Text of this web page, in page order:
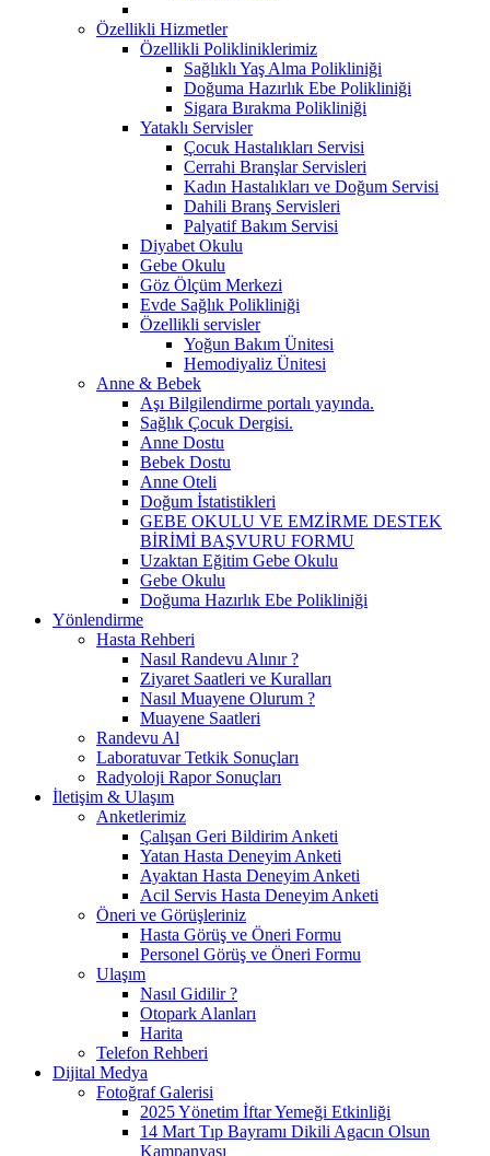
Özellikli Hizmetler
Özellikli Polikliniklerimiz
Sağlıklı Yaş Alma Polikliniği
Doğuma Hazırlık Ebe Polikliniği
Sigara Bırakma Polikliniği
Yataklı Servisler
Çocuk Hastalıkları Servisi
Cerrahi Branşlar Servisleri
Kadın Hastalıkları ve Doğum Servisi
Dahili Branş Servisleri
Palyatif Bakım Servisi
Diyabet Okulu
Gebe Okulu
Göz Ölçüm Merkezi
Evde Sağlık Polikliniği
Özellikli servisler
Yoğun Bakım Ünitesi
Hemodiyaliz Ünitesi
Anne & Bebek
Aşı Bilgilendirme portalı yayında.
Sağlık Çocuk Dergisi.
Anne Dostu
Bebek Dostu
Anne Oteli
Doğum İstatistikleri
GEBE OKULU VE EMZİRME DESTEK
BİRİMİ BAŞVURU FORMU
Uzaktan Eğitim Gebe Okulu
Gebe Okulu
Doğuma Hazırlık Ebe Polikliniği
Yönlendirme
Hasta Rehberi
Nasıl Randevu Alınır ?
Ziyaret Saatleri ve Kuralları
Nasıl Muayene Olurum ?
Muayene Saatleri
Randevu Al
Laboratuvar Tetkik Sonuçları
Radyoloji Rapor Sonuçları
İletişim & Ulaşım
Anketlerimiz
Çalışan Geri Bildirim Anketi
Yatan Hasta Deneyim Anketi
Ayaktan Hasta Deneyim Anketi
Acil Servis Hasta Deneyim Anketi
Öneri ve Görüşleriniz
Hasta Görüş ve Öneri Formu
Personel Görüş ve Öneri Formu
Ulaşım
Nasıl Gidilir ?
Otopark Alanları
Harita
Telefon Rehberi
Dijital Medya
Fotoğraf Galerisi
2025 Yönetim İftar Yemeği Etkinliği
14 Mart Tıp Bayramı Dikili Agacın Olsun
Kampanyası